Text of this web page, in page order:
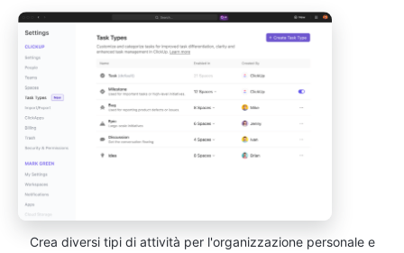
Crea diversi tipi di attività per l'organizzazione personale e